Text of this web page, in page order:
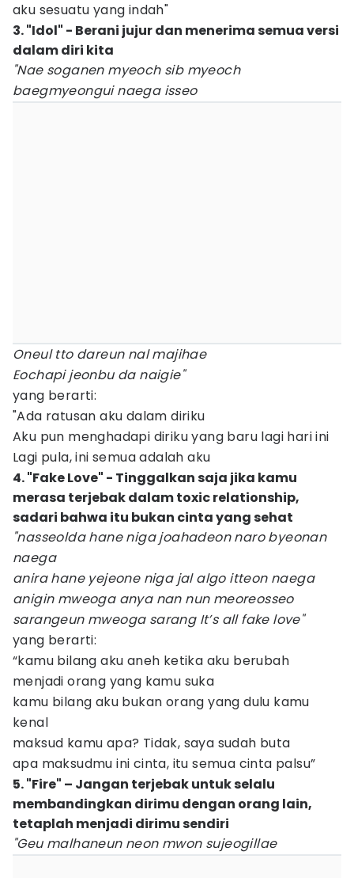
aku sesuatu yang indah"
3. "Idol" - Berani jujur dan menerima semua versi
dalam diri kita
"Nae soganen myeoch sib myeoch
baegmyeongui naega isseo
Oneul tto dareun nal majihae
Eochapi jeonbu da naigie"
yang berarti:
"Ada ratusan aku dalam diriku
Aku pun menghadapi diriku yang baru lagi hari ini
Lagi pula, ini semua adalah aku
4. "Fake Love" - Tinggalkan saja jika kamu
merasa terjebak dalam toxic relationship,
sadari bahwa itu bukan cinta yang sehat
"nasseolda hane niga joahadeon naro byeonan
naega
anira hane yejeone niga jal algo itteon naega
anigin mweoga anya nan nun meoreosseo
sarangeun mweoga sarang It’s all fake love"
yang berarti:
“kamu bilang aku aneh ketika aku berubah
menjadi orang yang kamu suka
kamu bilang aku bukan orang yang dulu kamu
kenal
maksud kamu apa? Tidak, saya sudah buta
apa maksudmu ini cinta, itu semua cinta palsu”
5. "Fire" – Jangan terjebak untuk selalu
membandingkan dirimu dengan orang lain,
tetaplah menjadi dirimu sendiri
"Geu malhaneun neon mwon sujeogillae